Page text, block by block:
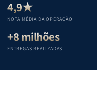
Teológica
Penkal
Penkal
4,9★
NOTA MÉDIA DA OPERAÇÃO
+8 milhões
ENTREGAS REALIZADAS